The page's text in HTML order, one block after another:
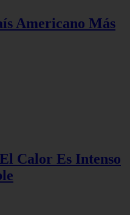
Americano Más
Calor Es Intenso